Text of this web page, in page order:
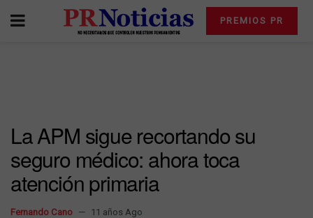
PREMIOS PR
La APM sigue recortando su
seguro médico: ahora toca
atención primaria
Fernando Cano 11 años Ago